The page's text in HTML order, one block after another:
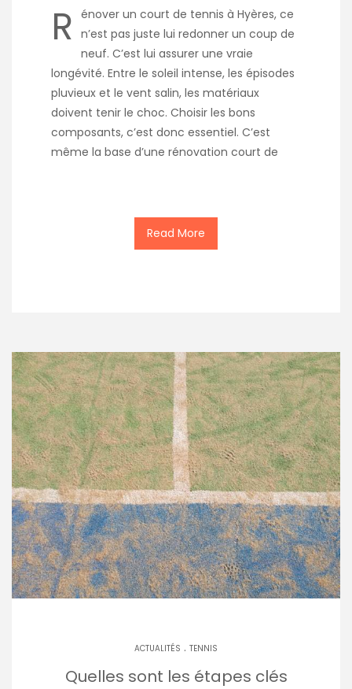
R énover un court de tennis à Hyères, ce
n’est pas juste lui redonner un coup de
neuf. C’est lui assurer une vraie
longévité. Entre le soleil intense, les épisodes
pluvieux et le vent salin, les matériaux
doivent tenir le choc. Choisir les bons
composants, c’est donc essentiel. C’est
même la base d’une rénovation court de
Read More
ACTUALITÉS . TENNIS
Quelles sont les étapes clés